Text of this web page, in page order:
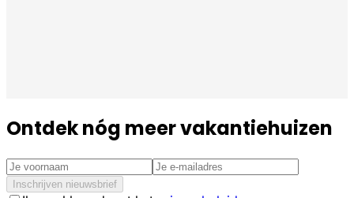
Ontdek nóg meer vakantiehuizen
Inschrijven nieuwsbrief